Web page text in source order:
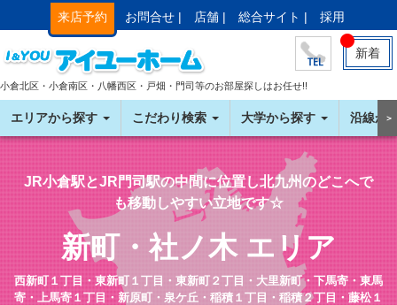
来店予約 お問合せ | 店舗 | 総合サイト | 採用
新着
小倉北区・小倉南区・八幡西区・戸畑・門司等のお部屋探しはお任せ!!
エリアから探す こだわり検索 大学から探す 沿線か＞
JR小倉駅とJR門司駅の中間に位置し北九州のどこへで
も移動しやすい立地です☆
新町・社ノ木 エリア
西新町１丁目・東新町１丁目・東新町２丁目・大里新町・下馬寄・東馬
寄・上馬寄１丁目・新原町・泉ケ丘・稲積１丁目・稲積２丁目・藤松１